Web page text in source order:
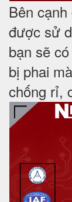
Bên cạnh
được sử
bạn sẽ
bị phai
chống rỉ,